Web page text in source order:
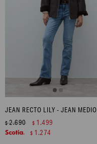
JEAN RECTO LILY - JEAN MEDIO
$2.690 $ 1.499
$ 1.274